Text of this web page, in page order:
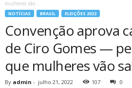
mulheres vão...
NOTÍCIAS BRASIL ELEIÇÕES 2022
Convenção aprova
de Ciro Gomes —
que mulheres vão
By admin - julho 21, 2022 107 0